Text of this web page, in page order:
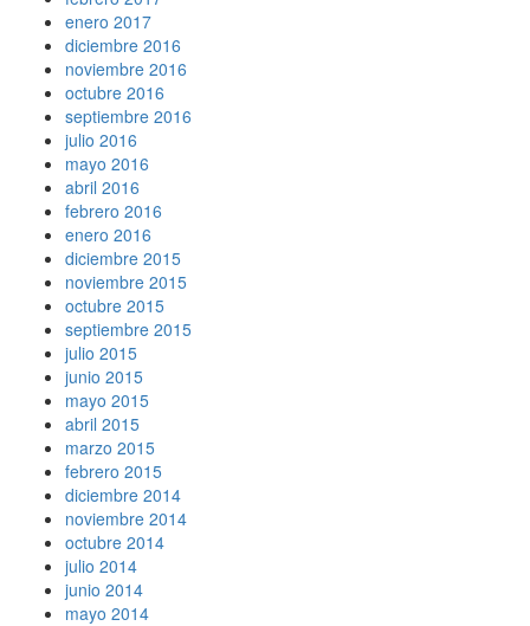
enero 2017
diciembre 2016
noviembre 2016
octubre 2016
septiembre 2016
julio 2016
mayo 2016
abril 2016
febrero 2016
enero 2016
diciembre 2015
noviembre 2015
octubre 2015
septiembre 2015
julio 2015
junio 2015
mayo 2015
abril 2015
marzo 2015
febrero 2015
diciembre 2014
noviembre 2014
octubre 2014
julio 2014
junio 2014
mayo 2014